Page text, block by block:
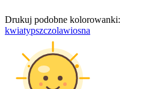
Drukuj podobne kolorowanki:
kwiatypszczolawiosna